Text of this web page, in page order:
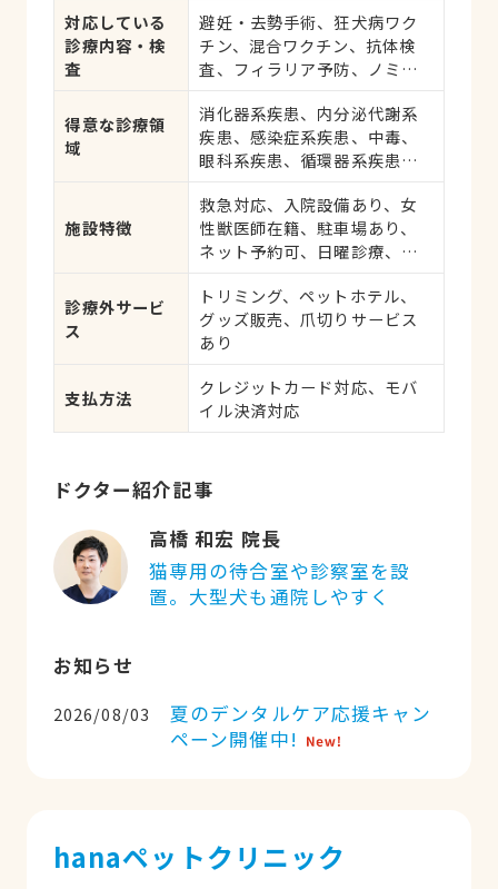
対応している
診療内容・検
査
避妊・去勢手術、狂犬病ワク
チン、混合ワクチン、抗体検
査、フィラリア予防、ノミ・
応、健康診断、各種検査、外
科手術
得意な診療領
域
消化器系疾患、内分泌代謝系
疾患、感染症系疾患、中毒、
眼科系疾患、循環器系疾患、
液・免疫系疾患、耳系疾患、
寄生虫、皮膚系疾患、呼吸器
系疾患、腎・泌尿器系疾患、
アレルギー、歯と口腔系疾
患、けが・その他
施設特徴
救急対応、入院設備あり、女
性獣医師在籍、駐車場あり、
ネット予約可、日曜診療、祝
診療外サービ
ス
トリミング、ペットホテル、
グッズ販売、爪切りサービス
あり
支払方法
クレジットカード対応、モバ
イル決済対応
ドクター紹介記事
高橋 和宏 院長
猫専用の待合室や診察室を設
置。大型犬も通院しやすく
お知らせ
2026/08/03
夏のデンタルケア応援キャン
ペーン開催中!
hanaペットクリニック